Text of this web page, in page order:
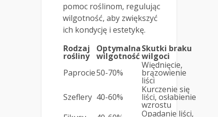
pomoc roślinom, regulując
wilgotność, aby zwiększyć
ich kondycję i estetykę.
Rodzaj
rośliny
Optymalna
wilgotność
Skutki braku
wilgoci
Paprocie50-70%
Więdnięcie,
brązowienie
liści
Szeflery 40-60%
Kurczenie się
liści, osłabienie
wzrostu
Opadanie liści,